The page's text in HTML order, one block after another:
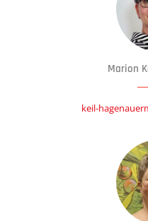
Marion
keil-